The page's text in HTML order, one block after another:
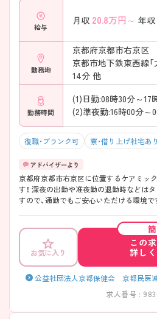
給与
月収 20.8万円～ 年収
勤務地
京都府京都市右京区
京都市地下鉄東西線
14分 他
勤務時間
(1)日勤:08時30分～17
(2)準夜勤:16時00分～
復職・ブランク可 寮・借り上げ社宅あり
京都府京都市右京区に位置するケアミッ
す！ 深夜の出勤や准夜勤の退勤時などは
すので、通勤でもご安心いただける環境で
お気に入り
この
詳し
公益社団法人京都保健会 京都民医
求人番号 :